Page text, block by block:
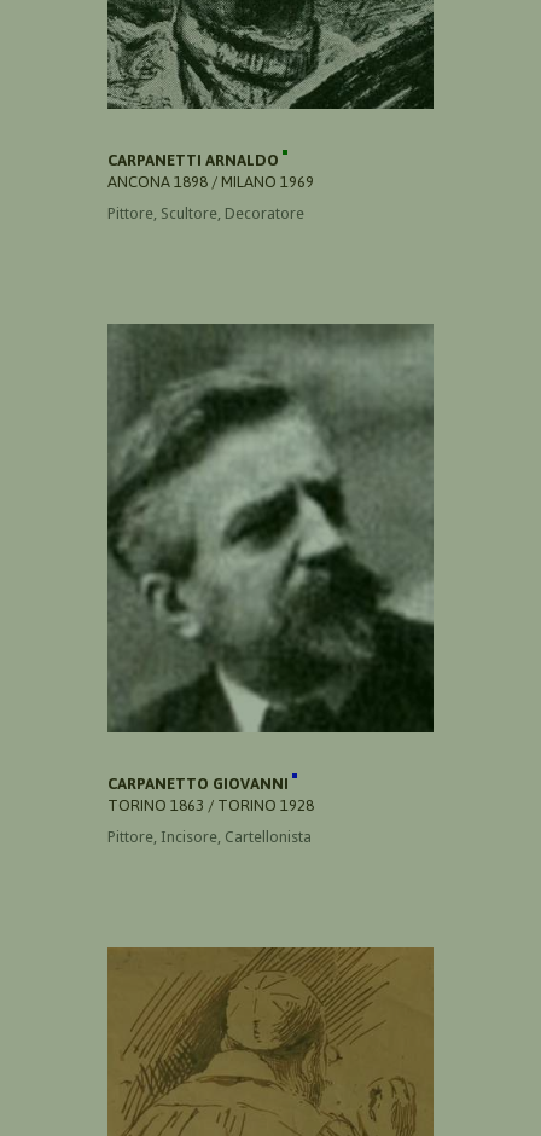
CARPANETTI ARNALDO
ANCONA 1898 / MILANO 1969
Pittore, Scultore, Decoratore
CARPANETTO GIOVANNI
TORINO 1863 / TORINO 1928
Pittore, Incisore, Cartellonista